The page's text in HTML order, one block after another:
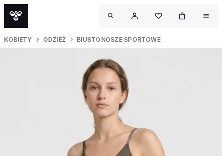
KOBIETY ODZIEŻ BIUSTONOSZE SPORTOWE